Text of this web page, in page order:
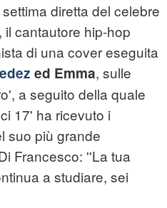
diretta del celebre
cantautore hip-hop
di una cover eseguita
ed Emma, sulle
a seguito della quale
17' ha ricevuto i
suo più grande
Francesco: ''La tua
a studiare, sei